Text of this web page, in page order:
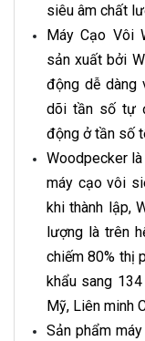
siêu âm chất
Máy Cạo Vôi
sản xuất bởi
động dễ dàng
dõi tần số tự
động ở tần số
Woodpecker
máy cạo vôi
khi thành lập,
lượng là trên
chiếm 80% thị
khẩu sang
Mỹ, Liên minh
Sản phẩm